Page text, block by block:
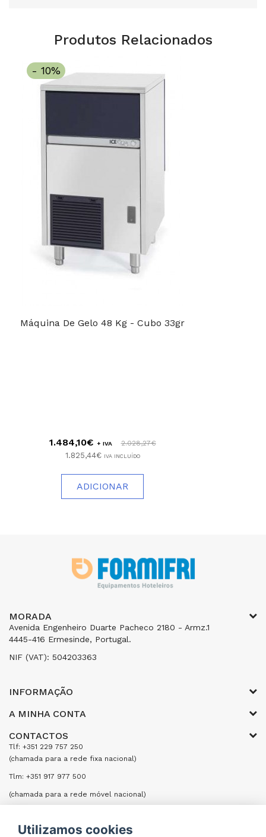
Produtos Relacionados
- 10%
Máquina De Gelo 48 Kg - Cubo 33gr
1.484,10€ + IVA 2.028,27€
1.825,44€ IVA INCLUÍDO
ADICIONAR
MORADA
Avenida Engenheiro Duarte Pacheco 2180 - Armz.1
4445-416 Ermesinde, Portugal.
NIF (VAT): 504203363
INFORMAÇÃO
A MINHA CONTA
CONTACTOS
Tlf: +351 229 757 250
(chamada para a rede fixa nacional)
Tlm: +351 917 977 500
(chamada para a rede móvel nacional)
ENVIAR UMA MENSAGEM
Utilizamos cookies